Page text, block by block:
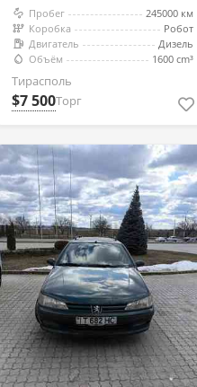
Пробег
245000 км
Коробка
Робот
Двигатель
Дизель
Объём
1600 cm³
Тирасполь
$7 500Торг